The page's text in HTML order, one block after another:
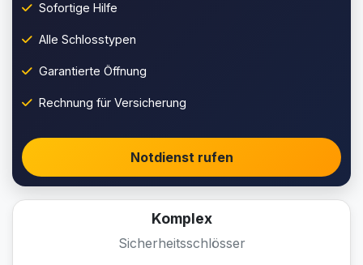
Sofortige Hilfe
Alle Schlosstypen
Garantierte Öffnung
Rechnung für Versicherung
Notdienst rufen
Komplex
Sicherheitsschlösser